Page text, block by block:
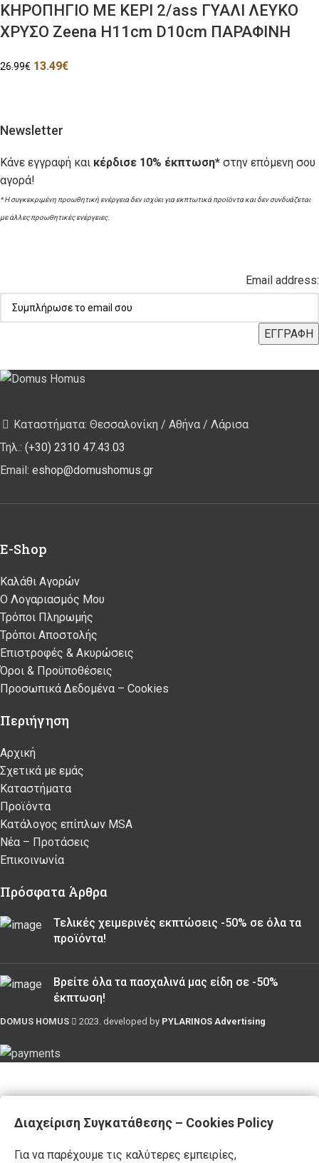
ΚΗΡΟΠΗΓΙΟ ΜΕ ΚΕΡΙ 2/ass ΓΥΑΛΙ ΛΕΥΚΟ
ΧΡΥΣΟ Zeena H11cm D10cm ΠΑΡΑΦΙΝΗ
26.99€ 13.49€
Newsletter
Κάνε εγγραφή και κέρδισε 10% έκπτωση* στην επόμενη σου
αγορά!
* Η συγκεκριμένη προωθητική ενέργεια δεν ισχύει για εκπτωτικά προϊόντα και δεν συνδυάζεται
με άλλες προωθητικές ενέργειες.
Email address:
Καταστήματα: Θεσσαλονίκη / Αθήνα / Λάρισα
Τηλ.: (+30) 2310 47.43.03
Email: eshop@domushomus.gr
E-Shop
Καλάθι Αγορών
Ο Λογαριασμός Μου
Τρόποι Πληρωμής
Τρόποι Αποστολής
Επιστροφές & Ακυρώσεις
Όροι & Προϋποθέσεις
Προσωπικά Δεδομένα – Cookies
Περιήγηση
Αρχική
Σχετικά με εμάς
Καταστήματα
Προϊόντα
Κατάλογος επίπλων MSA
Nέα – Προτάσεις
Επικοινωνία
Πρόσφατα Άρθρα
Τελικές χειμερινές εκπτώσεις -50% σε όλα τα
προϊόντα!
Βρείτε όλα τα πασχαλινά μας είδη σε -50%
έκπτωση!
DOMUS HOMUS 2023. developed by PYLARINOS Advertising
Διαχείριση Συγκατάθεσης – Cookies Policy
Για να παρέχουμε τις καλύτερες εμπειρίες,